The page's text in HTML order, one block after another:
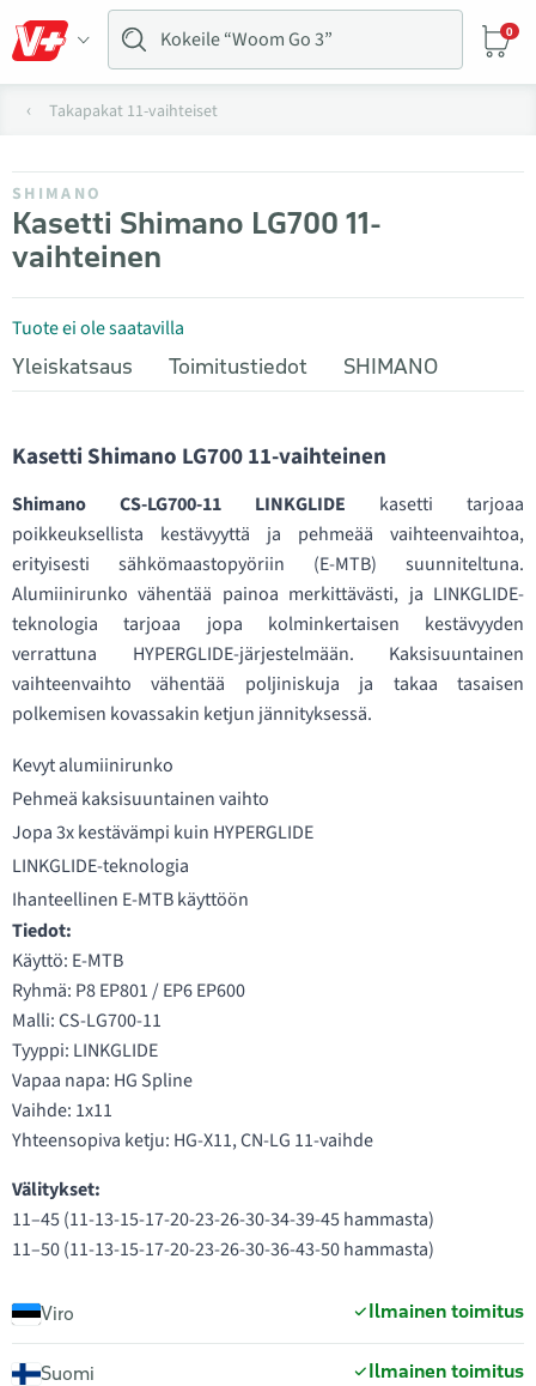
0
Takapakat 11-vaihteiset
SHIMANO
Kasetti Shimano LG700 11-
vaihteinen
Tuote ei ole saatavilla
Yleiskatsaus
Toimitustiedot SHIMANO
Kasetti Shimano LG700 11-vaihteinen
Shimano CS-LG700-11 LINKGLIDE kasetti tarjoaa
poikkeuksellista kestävyyttä ja pehmeää vaihteenvaihtoa,
erityisesti sähkömaastopyöriin (E-MTB) suunniteltuna.
Alumiinirunko vähentää painoa merkittävästi, ja LINKGLIDE-
teknologia tarjoaa jopa kolminkertaisen kestävyyden
verrattuna HYPERGLIDE-järjestelmään. Kaksisuuntainen
vaihteenvaihto vähentää poljiniskuja ja takaa tasaisen
polkemisen kovassakin ketjun jännityksessä.
Kevyt alumiinirunko
Pehmeä kaksisuuntainen vaihto
Jopa 3x kestävämpi kuin HYPERGLIDE
LINKGLIDE-teknologia
Ihanteellinen E-MTB käyttöön
Tiedot:
Käyttö: E-MTB
Ryhmä: P8 EP801 / EP6 EP600
Malli: CS-LG700-11
Tyyppi: LINKGLIDE
Vapaa napa: HG Spline
Vaihde: 1x11
Yhteensopiva ketju: HG-X11, CN-LG 11-vaihde
Välitykset:
11–45 (11-13-15-17-20-23-26-30-34-39-45 hammasta)
11–50 (11-13-15-17-20-23-26-30-36-43-50 hammasta)
Viro Ilmainen toimitus
Suomi Ilmainen toimitus